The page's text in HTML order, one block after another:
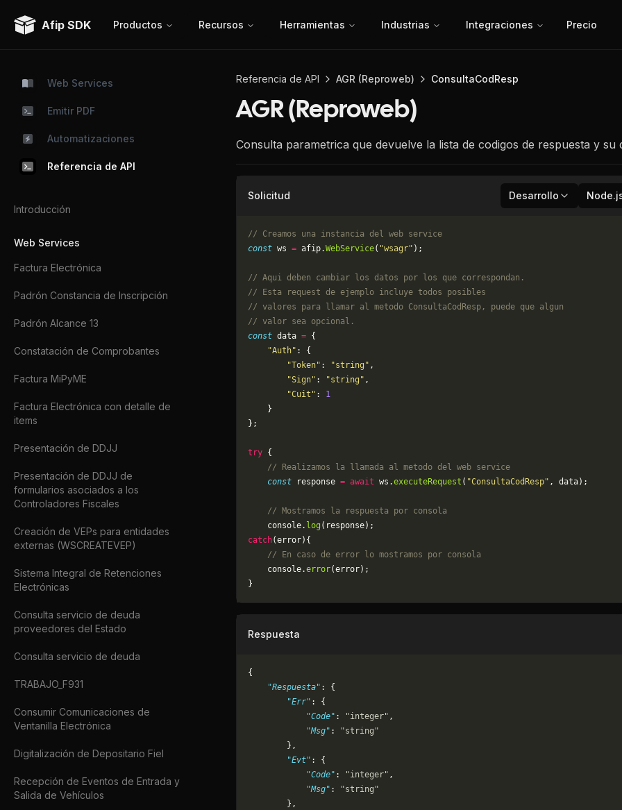
Afip SDK Productos Recursos Herramientas Industrias Integraciones Precio
Web Services
Emitir PDF
Automatizaciones
Referencia de API
Introducción
Web Services
Factura Electrónica
Padrón Constancia de Inscripción
Padrón Alcance 13
Constatación de Comprobantes
Factura MiPyME
Factura Electrónica con detalle de
items
Presentación de DDJJ
Presentación de DDJJ de
formularios asociados a los
Controladores Fiscales
Creación de VEPs para entidades
externas (WSCREATEVEP)
Sistema Integral de Retenciones
Electrónicas
Consulta servicio de deuda
proveedores del Estado
Consulta servicio de deuda
TRABAJO_F931
Consumir Comunicaciones de
Ventanilla Electrónica
Digitalización de Depositario Fiel
Recepción de Eventos de Entrada y
Salida de Vehículos
Referencia de API AGR (Reproweb) ConsultaCodResp
AGR (Reproweb)
Consulta parametrica que devuelve la lista de codigos de respuesta y su
Solicitud Desarrollo
// Creamos una instancia del web service
const ws = afip.WebService( "wsagr" );
// Aqui deben cambiar los datos por los que correspondan.
// Esta request de ejemplo incluye todos posibles
// valores para llamar al metodo ConsultaCodResp, puede que algun
// valor sea opcional.
const data = {
    "Auth"
: {
        "Token"
: "string" ,
        "Sign"
: "string" ,
        "Cuit"
: 1
    }
};
try {
    // Realizamos la llamada al metodo del web service
    const
response = await ws.executeRequest ( "ConsultaCodResp" , data);
    // Mostramos la respuesta por consola
    console.
log (response);
catch(error){
    // En caso de error lo mostramos por consola
	console.
error(error);
}
Respuesta
{
    "Respuesta"
: {
        "Err"
: {
            "Code"
: "integer" ,
            "Msg"
:
"string"
        },
        "Evt"
: {
            "Code"
: "integer" ,
            "Msg"
:
"string"
        },